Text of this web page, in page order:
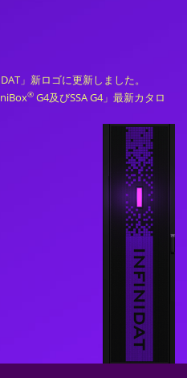
」新ロゴに更新しました。
® G4及びSSA G4」最新カタロ